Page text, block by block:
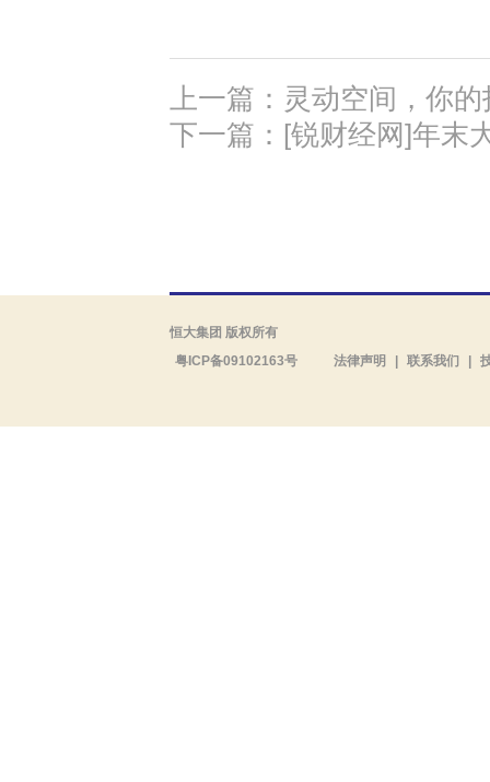
上一篇：灵动空间，你
下一篇：[锐财经网]年末
恒大集团 版权所有
粤ICP备09102163号
法律声明 联系我们